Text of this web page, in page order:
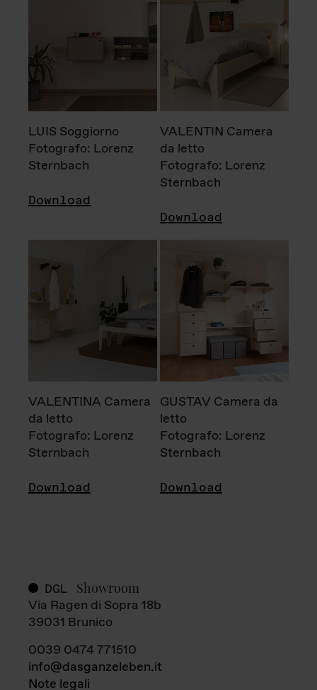
LUIS Soggiorno
Fotografo: Lorenz
Sternbach
Download
VALENTIN Camera
da letto
Fotografo: Lorenz
Sternbach
Download
VALENTINA Camera
da letto
Fotografo: Lorenz
Sternbach
Download
GUSTAV Camera da
letto
Fotografo: Lorenz
Sternbach
Download
DGL Showroom
Via Ragen di Sopra 18b
39031 Brunico
0039 0474 771510
info@dasganzeleben.it
Note legali